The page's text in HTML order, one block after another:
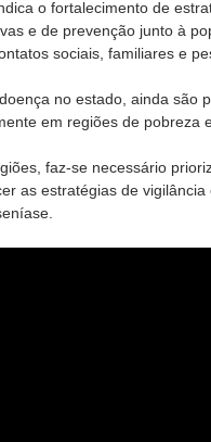
o fortalecimento de
e de prevenção junto à
sociais, familiares e
no estado, ainda são
em regiões de pobreza
faz-se necessário
as estratégias de